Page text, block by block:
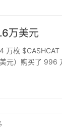
万美元
枚
）购买了 996